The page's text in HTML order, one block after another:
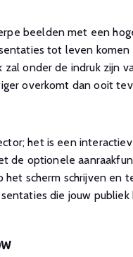
beelden met een
tot leven komen
onder de indruk zijn
overkomt dan ooit
het is een
de optionele
scherm schrijven en
die jouw